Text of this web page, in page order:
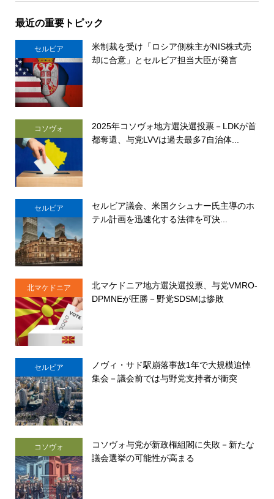
最近の重要トピック
セルビア
米制裁を受け「ロシア側株主がNIS株式売
却に合意」とセルビア担当大臣が発言
コソヴォ
2025年コソヴォ地方選決選投票－LDKが首
都奪還、与党LVVは過去最多7自治体...
セルビア
セルビア議会、米国クシュナー氏主導のホ
テル計画を迅速化する法律を可決...
北マケドニア
北マケドニア地方選決選投票、与党VMRO-
DPMNEが圧勝－野党SDSMは惨敗
セルビア
ノヴィ・サド駅崩落事故1年で大規模追悼
集会－議会前では与野党支持者が衝突
コソヴォ
コソヴォ与党が新政権組閣に失敗－新たな
議会選挙の可能性が高まる